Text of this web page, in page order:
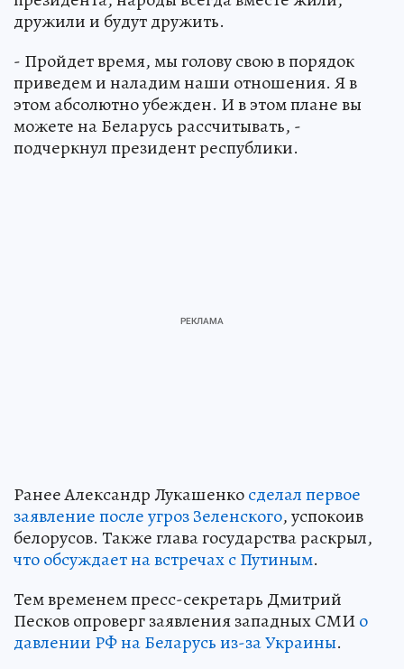
дружили и будут дружить.
- Пройдет время, мы голову свою в порядок
приведем и наладим наши отношения. Я в
этом абсолютно убежден. И в этом плане вы
можете на Беларусь рассчитывать, -
подчеркнул президент республики.
Ранее Александр Лукашенкосделал первое
заявление после угроз Зеленского, успокоив
белорусов. Также глава государства раскрыл,
что обсуждает на встречах с Путиным.
Тем временем пресс-секретарь Дмитрий
Песков опроверг заявления западных СМИо
давлении РФ на Беларусь из-за Украины.